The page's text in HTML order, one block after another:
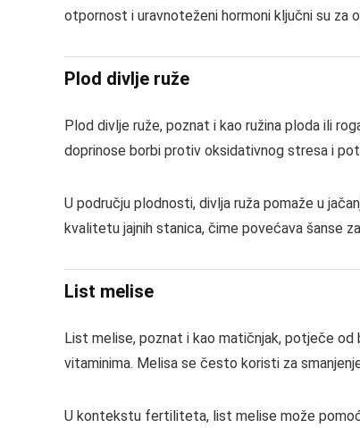
otpornost i uravnoteženi hormoni ključni su za
Plod divlje ruže
Plod divlje ruže, poznat i kao ružina ploda ili
doprinose borbi protiv oksidativnog stresa i
U području plodnosti, divlja ruža pomaže u
kvalitetu jajnih stanica, čime povećava šanse
List melise
List melise, poznat i kao matičnjak, potječe od
vitaminima. Melisa se često koristi za
U kontekstu fertiliteta, list melise može